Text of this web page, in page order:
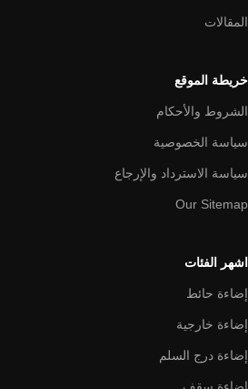
المقالات
خريطة الموقع
الشروط والأحكام
سياسة الخصوصية
سياسة الاسترداد والإرجاع
Our Sitemap
اشهر الفئات
إضاءة حائط
إضاءة خارجية
إضاءة درج السلم
إضاءة سقف